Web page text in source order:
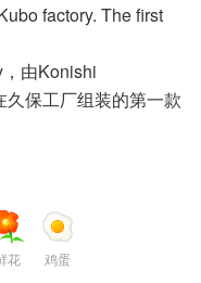
factory. The first
由Konishi
保工厂组装的第一款
花 鸡蛋